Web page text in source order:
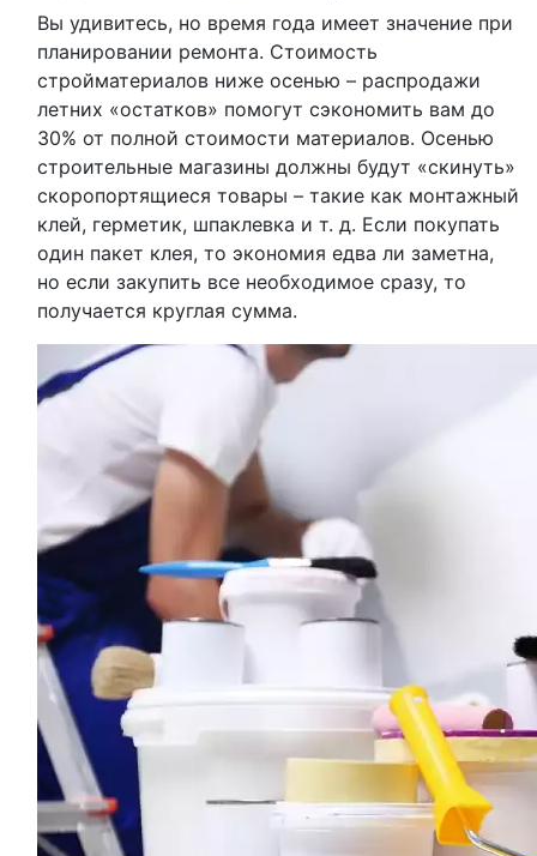
Вы удивитесь, но время года имеет значение при
планировании ремонта. Стоимость
стройматериалов ниже осенью – распродажи
летних «остатков» помогут сэкономить вам до
30% от полной стоимости материалов. Осенью
строительные магазины должны будут «скинуть»
скоропортящиеся товары – такие как монтажный
клей, герметик, шпаклевка и т. д. Если покупать
один пакет клея, то экономия едва ли заметна,
но если закупить все необходимое сразу, то
получается круглая сумма.